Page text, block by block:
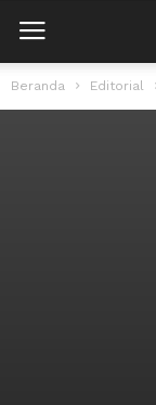
Beranda Editorial